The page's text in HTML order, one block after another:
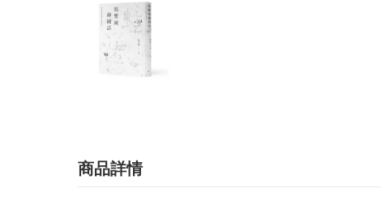
商品詳情